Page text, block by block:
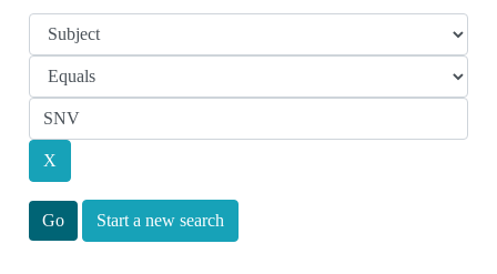
Start a new search